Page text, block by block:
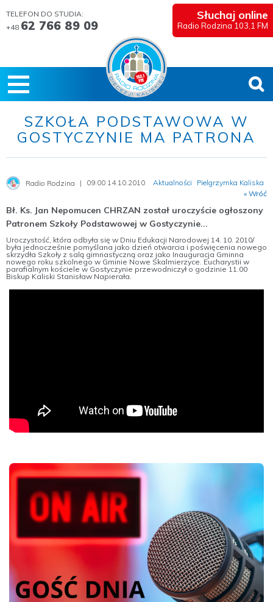
TELEFON DO STUDIA:
+48 62 766 89 09
Słuchaj online
Radio Rodzina 103,1 FM
SZKOŁA PODSTAWOWA W
GOSTYCZYNIE MA PATRONA
Radio Rodzina 09:00 14.10.2010 Aktualności
Pielgrzymka Kaliska
« Wróć
Bł. Ks. Jan Nepomucen CHRZAN został uroczyście ogłoszony
Patronem Szkoły Podstawowej w Gostyczynie...
Uroczystość, która odbyła się w Dniu Edukacji Narodowej 14. 10. 2010/
była jednocześnie pomyślana jako dzień otwarcia i poświęcenia nowego
skrzydła Szkoły z salą gimnastyczną oraz jako Inauguracja Gminna
nowego roku szkolnego w Gminie Nowe Skalmierzyce. Eucharystii w
parafialnym kościele w Gostyczynie przewodniczył o godzinie 11.00
Biskup Kaliski Stanisław Napierała.